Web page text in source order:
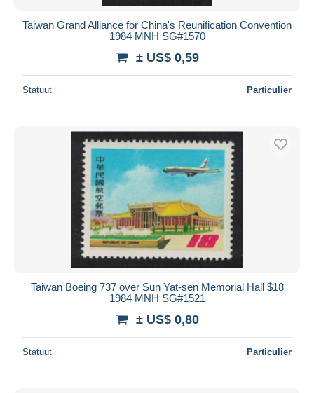
Taiwan Grand Alliance for China's Reunification Convention
1984 MNH SG#1570
± US$ 0,59
Statuut Particulier
Taiwan Boeing 737 over Sun Yat-sen Memorial Hall $18
1984 MNH SG#1521
± US$ 0,80
Statuut Particulier